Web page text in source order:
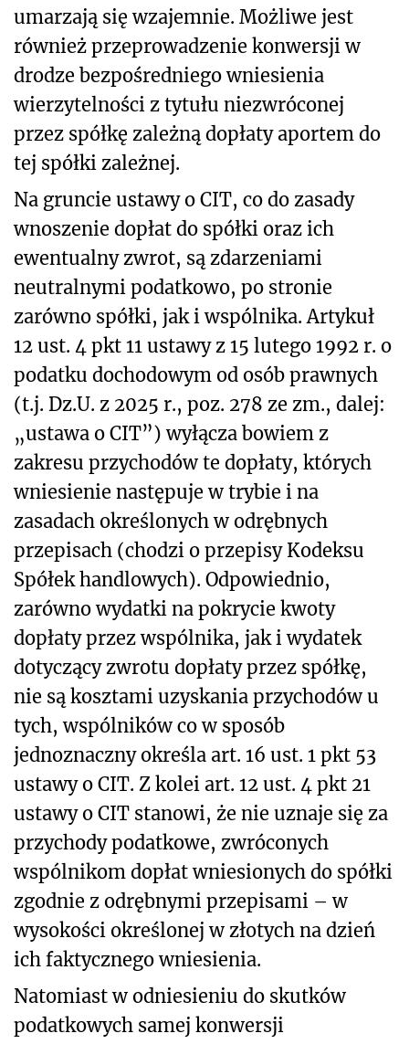
umarzają się wzajemnie. Możliwe jest
również przeprowadzenie konwersji w
drodze bezpośredniego wniesienia
wierzytelności z tytułu niezwróconej
przez spółkę zależną dopłaty aportem do
tej spółki zależnej.
Na gruncie ustawy o CIT, co do zasady
wnoszenie dopłat do spółki oraz ich
ewentualny zwrot, są zdarzeniami
neutralnymi podatkowo, po stronie
zarówno spółki, jak i wspólnika. Artykuł
12 ust. 4 pkt 11 ustawy z 15 lutego 1992 r. o
podatku dochodowym od osób prawnych
(t.j. Dz.U. z 2025 r., poz. 278 ze zm., dalej:
„ustawa o CIT”) wyłącza bowiem z
zakresu przychodów te dopłaty, których
wniesienie następuje w trybie i na
zasadach określonych w odrębnych
przepisach (chodzi o przepisy Kodeksu
Spółek handlowych). Odpowiednio,
zarówno wydatki na pokrycie kwoty
dopłaty przez wspólnika, jak i wydatek
dotyczący zwrotu dopłaty przez spółkę,
nie są kosztami uzyskania przychodów u
tych, wspólników co w sposób
jednoznaczny określa art. 16 ust. 1 pkt 53
ustawy o CIT. Z kolei art. 12 ust. 4 pkt 21
ustawy o CIT stanowi, że nie uznaje się za
przychody podatkowe, zwróconych
wspólnikom dopłat wniesionych do spółki
zgodnie z odrębnymi przepisami – w
wysokości określonej w złotych na dzień
ich faktycznego wniesienia.
Natomiast w odniesieniu do skutków
podatkowych samej konwersji